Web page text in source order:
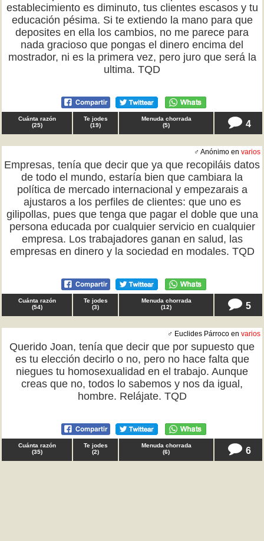
establecimiento es diminuto, tus clientes escasos y tu
educación pésima. Si te extiendo la mano para que
deposites en ella los cambios, no me parece para
nada gracioso que pongas el dinero encima del
mostrador, ni es la primera vez, pero juro que será la
ultima. TQD
Cuánta razón
(25)
Te jodes
(19)
Menuda chorrada
(5) 4
♂ Anónimo en varios
Empresas, tenía que decir que ya que recopiláis datos
de todo el mundo, estaría bien que cambiara la
política de mercado internacional y empezarais a
ajustaros a los perfiles de clientes: que uno es
gilipollas, pues que tenga que pagar el doble que una
persona educada por cualquier servicio en cualquier
empresa. Los trabajadores ganan en salud, las
empresas en dinero y la sociedad en modales. TQD
Cuánta razón
(54)
Te jodes
(3)
Menuda chorrada
(12) 5
♂ Euclides Párroco en varios
Querido Joan, tenía que decir que por supuesto que
es tu elección decirlo o no, pero no hace falta que
niegues tu homosexualidad en el trabajo. Aunque
creas que no, todos lo sabemos y nos da igual,
hombre. Relájate. TQD
Cuánta razón
(35)
Te jodes
(2)
Menuda chorrada
(6) 6